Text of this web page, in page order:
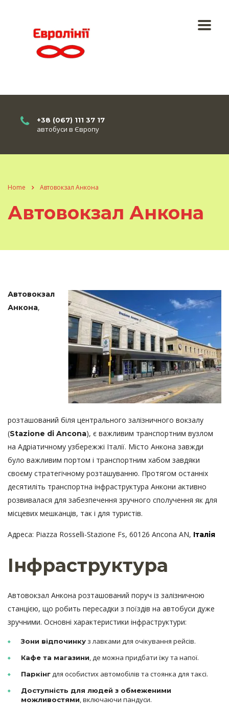
+38 (067) 111 37 17
автобуси в Європу
Home Автовокзал Анкона
Автовокзал Анкона
Автовокзал
Анкона,
розташований біля центрального залізничного вокзалу
(Stazione di Ancona), є важливим транспортним вузлом
на Адріатичному узбережжі Італії. Місто Анкона завжди
було важливим портом і транспортним хабом завдяки
своєму стратегічному розташуванню. Протягом останніх
десятиліть транспортна інфраструктура Анкони активно
розвивалася для забезпечення зручного сполучення як для
місцевих мешканців, так і для туристів.
Адреса: Piazza Rosselli-Stazione Fs, 60126 Ancona AN, Італія
Інфраструктура
Автовокзал Анкона розташований поруч із залізничною
станцією, що робить пересадки з поїздів на автобуси дуже
зручними. Основні характеристики інфраструктури:
Зони відпочинку з лавками для очікування рейсів.
Кафе та магазини, де можна придбати їжу та напої.
Паркінгдля особистих автомобілів та стоянка для таксі.
Доступність для людей з обмеженими
можливостями, включаючи пандуси.